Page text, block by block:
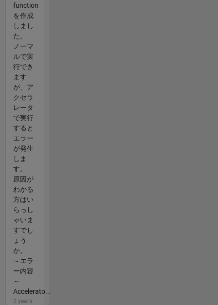
function
を作成
しまし
た。
ノーマ
ルで実
行でき
ます
が、ア
クセラ
レータ
で実行
すると
エラー
が発生
しま
す。
原因が
わかる
方はい
らっし
ゃいま
すでし
ょう
か。
～エラ
ー内容
～
Accelerato...
2 years